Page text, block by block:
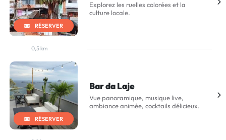
RÉSERVER
Explorez les ruelles colorées et la
culture locale.
0,5 km
RÉSERVER
Bar da Laje
Vue panoramique, musique live,
ambiance animée, cocktails délicieux.